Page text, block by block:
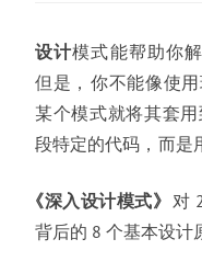
设计模式能帮助你
但是 ， 你不能像使
某个模式就将其套
段特定的代码
而是
《深入设计模式》 对
背后的 8 个基本设计